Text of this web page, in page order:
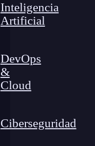
Inteligencia
Artificial
DevOps
&
Cloud
Ciberseguridad